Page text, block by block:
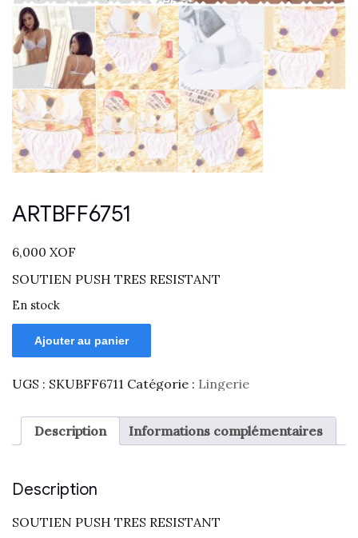
ARTBFF6751
6,000 XOF
SOUTIEN PUSH TRES RESISTANT
En stock
Ajouter au panier
UGS : SKUBFF6711 Catégorie : Lingerie
Description Informations complémentaires
Description
SOUTIEN PUSH TRES RESISTANT